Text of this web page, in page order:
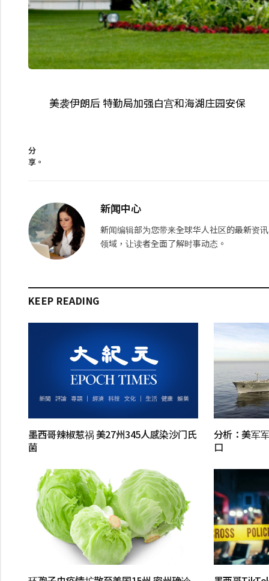
美袭伊朗后 特勤局加强白宫和海湖庄园安保
分
享。
新闻中心
新闻编辑部为您带来全球华人社区的最新资
领域，让读者全面了解时事动态。
KEEP READING
墨西哥辣椒惹祸 美27州345人感染沙门氏
菌
分析：美军
口